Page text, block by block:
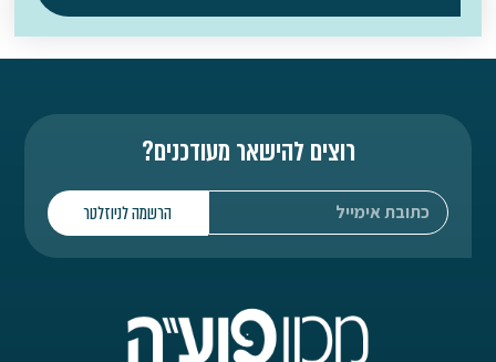
רוצים להישאר מעודכנים?
הרשמה לניוזלטר